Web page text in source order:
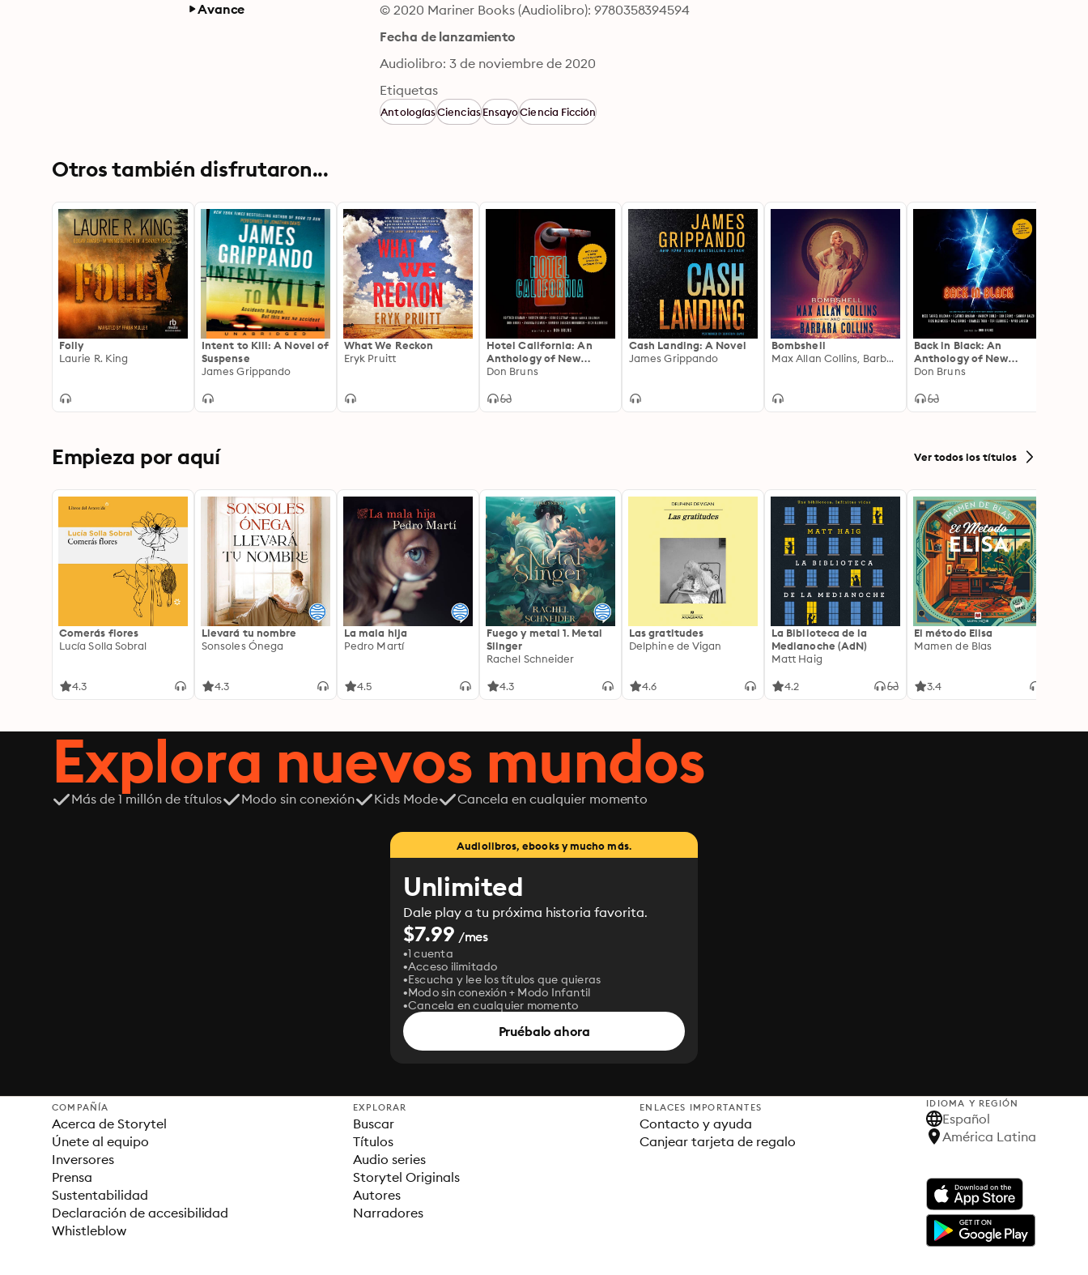
Avance
© 2020 Mariner Books (Audiolibro): 9780358394594
Fecha de lanzamiento
Audiolibro: 3 de noviembre de 2020
Etiquetas
AntologíasCienciasEnsayoCiencia Ficción
Otros también disfrutaron...
Folly
Laurie R. King
Intent to Kill: A Novel of
Suspense
James Grippando
What We Reckon
Eryk Pruitt
Hotel California: An
Anthology of New
Mystery Short Stories
Don Bruns
Cash Landing: A Novel
James Grippando
Bombshell
Max Allan Collins, Barbara Collins
Back in Black: An
Anthology of New
Mystery Short Stories
Don Bruns
Empieza por aquí Ver todos los títulos
Comerás flores
Lucía Solla Sobral
4.3
Llevará tu nombre
Sonsoles Ónega
4.3
La mala hija
Pedro Martí
4.5
Fuego y metal 1. Metal
Slinger
Rachel Schneider
4.3
Las gratitudes
Delphine de Vigan
4.6
La Biblioteca de la
Medianoche (AdN)
Matt Haig
4.2
El método Elisa
Mamen de Blas
3.4
Explora nuevos mundos
Más de 1 millón de títulos Modo sin conexión Kids Mode Cancela en cualquier momento
Audiolibros, ebooks y mucho más.
Unlimited
Dale play a tu próxima historia favorita.
$7.99 /mes
1 cuenta
Acceso ilimitado
Escucha y lee los títulos que quieras
Modo sin conexión + Modo Infantil
Cancela en cualquier momento
Pruébalo ahora
COMPAÑÍA
Acerca de Storytel
Únete al equipo
Inversores
Prensa
Sustentabilidad
Declaración de accesibilidad
Whistleblow
EXPLORAR
Buscar
Títulos
Audio series
Storytel Originals
Autores
Narradores
ENLACES IMPORTANTES
Contacto y ayuda
Canjear tarjeta de regalo
IDIOMA Y REGIÓN
Español
América Latina